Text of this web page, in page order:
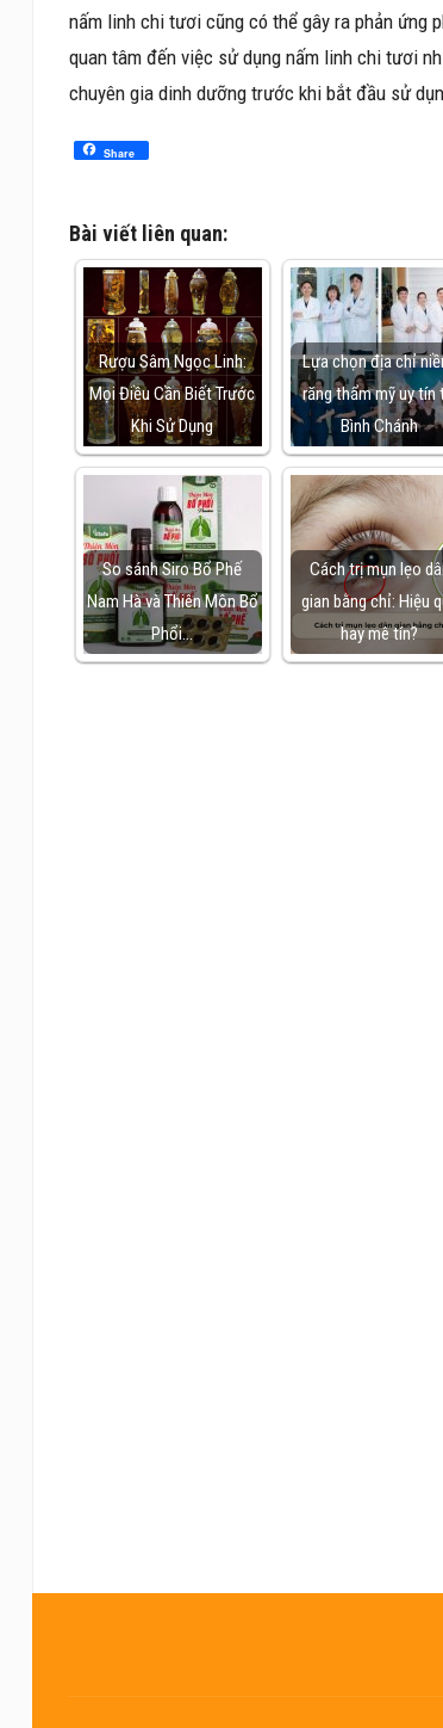
nấm linh chi tươi cũng có thể gây ra phản ứng
quan tâm đến việc sử dụng nấm linh chi tươi
chuyên gia dinh dưỡng trước khi bắt đầu sử
Share
Bài viết liên quan:
Rượu Sâm Ngọc Linh:
Mọi Điều Cần Biết Trước
Khi Sử Dụng
Lựa chọn địa chỉ
răng thẩm mỹ uy tín
Bình Chánh
So sánh Siro Bổ Phế
Nam Hà và Thiên Môn Bổ
Phổi…
Cách trị mụn lẹo
gian bằng chỉ: Hiệu
hay mê tín?